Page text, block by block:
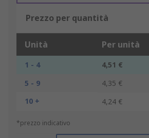
Prezzo per quantità
Unità Per unità
1 - 4
4,51 €
5 - 9
4,35 €
10 +
4,24 €
*prezzo indicativo